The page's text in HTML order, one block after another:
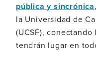
pública y sincrónica
la Universidad de
(UCSF),
tendrán lugar en